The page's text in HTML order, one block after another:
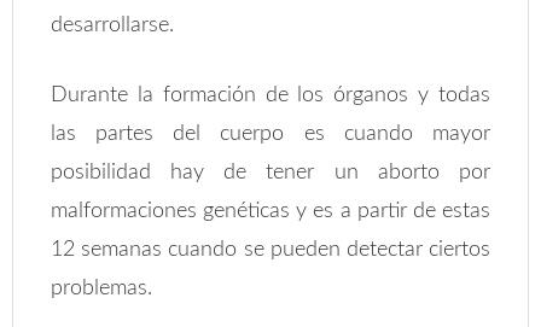
desarrollarse.
Durante la formación de los órganos y todas
las partes del cuerpo es cuando mayor
posibilidad hay de tener un aborto por
malformaciones genéticas y es a partir de estas
12 semanas cuando se pueden detectar ciertos
problemas.